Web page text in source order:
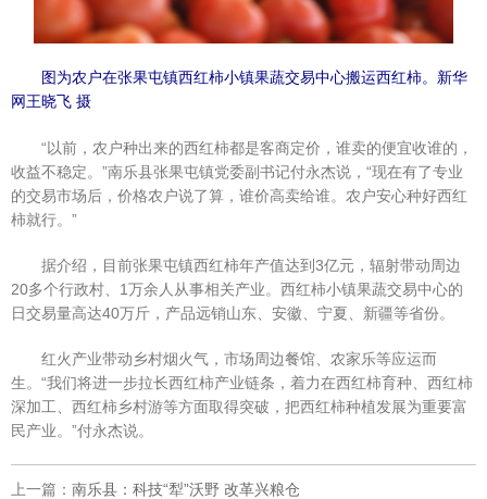
图为农户在张果屯镇西红柿小镇果蔬交易中心搬运西红柿。新华
网王晓飞 摄
“以前，农户种出来的西红柿都是客商定价，谁卖的便宜收谁的，
收益不稳定。”南乐县张果屯镇党委副书记付永杰说，“现在有了专业
的交易市场后，价格农户说了算，谁价高卖给谁。农户安心种好西红
柿就行。”
据介绍，目前张果屯镇西红柿年产值达到3亿元，辐射带动周边
20多个行政村、1万余人从事相关产业。西红柿小镇果蔬交易中心的
日交易量高达40万斤，产品远销山东、安徽、宁夏、新疆等省份。
红火产业带动乡村烟火气，市场周边餐馆、农家乐等应运而
生。“我们将进一步拉长西红柿产业链条，着力在西红柿育种、西红柿
深加工、西红柿乡村游等方面取得突破，把西红柿种植发展为重要富
民产业。”付永杰说。
上一篇： 南乐县：科技“犁”沃野 改革兴粮仓